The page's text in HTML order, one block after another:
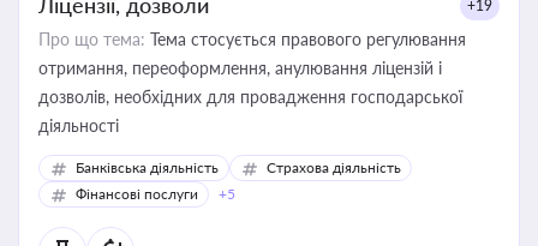
+19
Про що тема: Тема стосується правового регулювання
отримання, переоформлення, анулювання ліцензій і
дозволів, необхідних для провадження господарської
діяльності
Банківська діяльність
Страхова діяльність
Фінансові послуги
+5